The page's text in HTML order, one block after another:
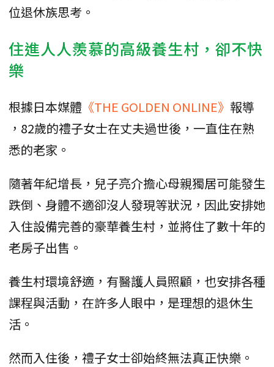
位退休族思考。
住進人人羨慕的高級養生村，卻不快
樂
根據日本媒體 《THE GOLDEN ONLINE》 報導
，82歲的禮子女士在丈夫過世後，一直住在熟
悉的老家。
隨著年紀增長，兒子亮介擔心母親獨居可能發生
跌倒、身體不適卻沒人發現等狀況，因此安排她
入住設備完善的豪華養生村，並將住了數十年的
老房子出售。
養生村環境舒適，有醫護人員照顧，也安排各種
課程與活動，在許多人眼中，是理想的退休生
活。
然而入住後，禮子女士卻始終無法真正快樂。